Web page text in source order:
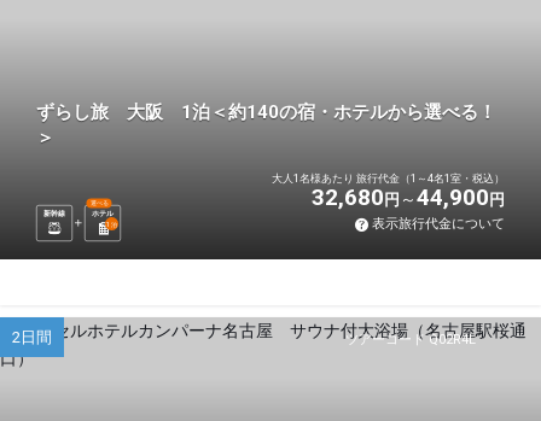
ずらし旅 大阪 1泊＜約140の宿・ホテルから選べる！
＞
新幹線 ホテル
選べる
1 泊
大人1名様あたり 旅行代金（1～4名1室・税込）
32,680 円 44,900 円
表示旅行代金について
ツアーコード Q02R4L
2日間